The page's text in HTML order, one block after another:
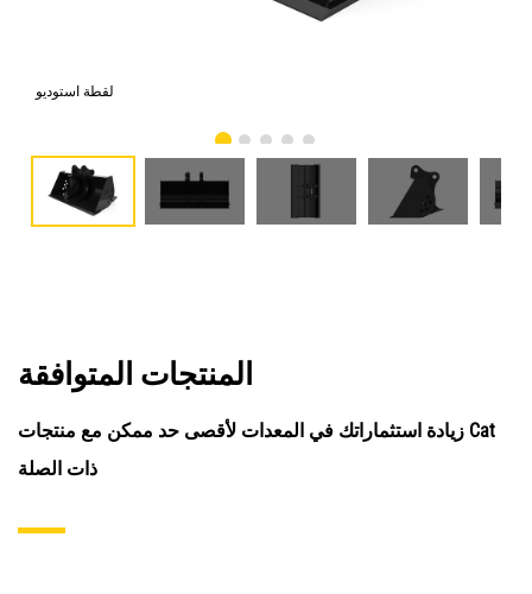
لقطة استوديو
المنتجات المتوافقة
زيادة استثماراتك في المعدات لأقصى حد ممكن مع منتجات Cat
ذات الصلة